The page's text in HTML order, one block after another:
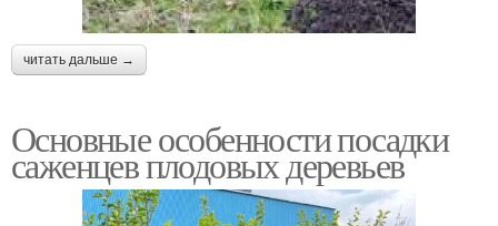
читать дальше →
Основные особенности посадки
саженцев плодовых деревьев